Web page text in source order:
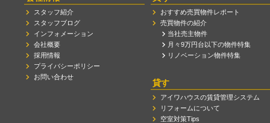
スタッフ紹介
スタッフブログ
インフォメーション
会社概要
採用情報
プライバシーポリシー
お問い合わせ
おすすめ売買物件レポート
売買物件の紹介
当社売主物件
月々9万円台以下の物件特集
リノベーション物件特集
貸す
アイワハウスの賃貸管理システム
リフォームについて
空室対策Tips